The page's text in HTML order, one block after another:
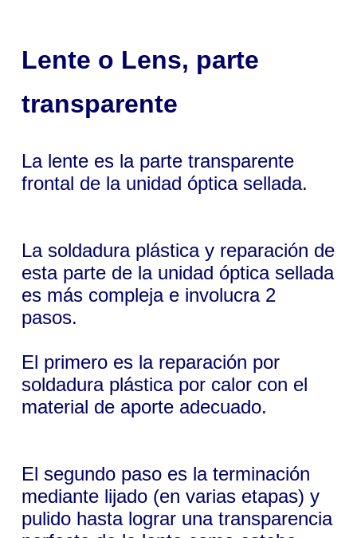
Lente o Lens, parte
transparente
La lente es la parte transparente
frontal de la unidad óptica sellada.
La soldadura plástica y reparación de
esta parte de la unidad óptica sellada
es más compleja e involucra 2
pasos.
El primero es la reparación por
soldadura plástica por calor con el
material de aporte adecuado.
El segundo paso es la terminación
mediante lijado (en varias etapas) y
pulido hasta lograr una transparencia